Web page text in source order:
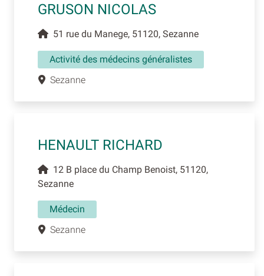
GRUSON NICOLAS
51 rue du Manege, 51120, Sezanne
Activité des médecins généralistes
Sezanne
HENAULT RICHARD
12 B place du Champ Benoist, 51120,
Sezanne
Médecin
Sezanne